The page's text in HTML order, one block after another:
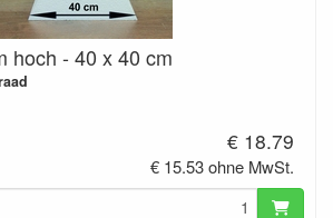
hoch - 40 x 40 cm
€ 18.79
€ 15.53 ohne MwSt.